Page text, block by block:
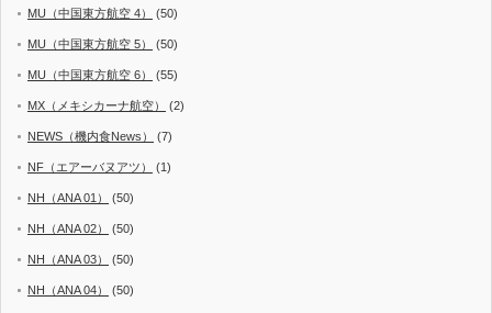
MU（中国東方航空 4） (50)
MU（中国東方航空 5） (50)
MU（中国東方航空 6） (55)
MX（メキシカーナ航空） (2)
NEWS（機内食News） (7)
NF（エアーバヌアツ） (1)
NH（ANA 01） (50)
NH（ANA 02） (50)
NH（ANA 03） (50)
NH（ANA 04） (50)